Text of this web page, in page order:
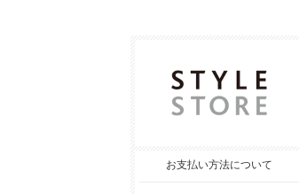
お支払い方法について